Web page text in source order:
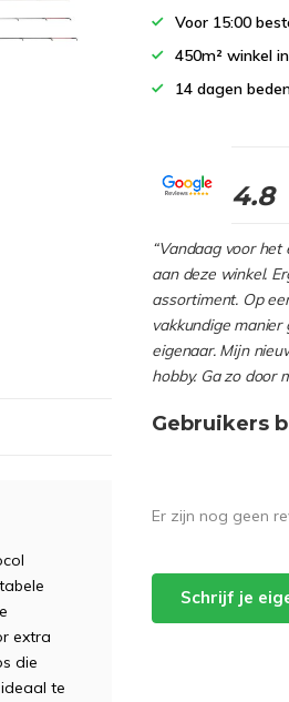
Voor 15:00
450m² winkel
14 dagen
4.8
“Vandaag voor
aan deze winkel.
assortiment. Op
vakkundige manier
eigenaar. Mijn
hobby. Ga zo door
extra
die
te
Gebruikers
Er zijn nog geen
Schrijf je